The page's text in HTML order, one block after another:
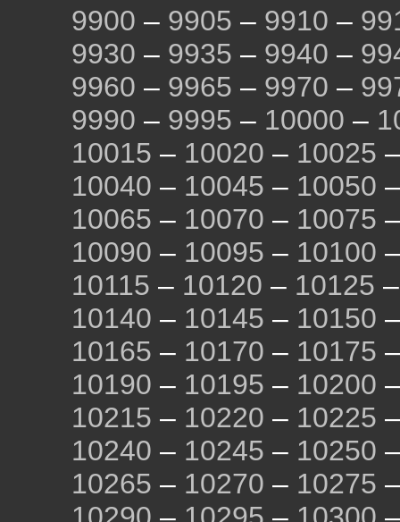
9900 – 9905 – 9910 –
9930 – 9935 – 9940 –
9960 – 9965 – 9970 –
9990 – 9995 – 10000 –
10015 – 10020 – 10025
10040 – 10045 – 10050
10065 – 10070 – 10075
10090 – 10095 – 10100
10115 – 10120 – 10125
10140 – 10145 – 10150
10165 – 10170 – 10175
10190 – 10195 – 10200
10215 – 10220 – 10225
10240 – 10245 – 10250
10265 – 10270 – 10275